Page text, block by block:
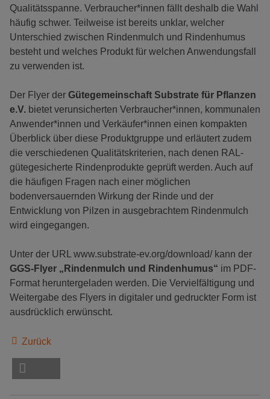
Qualitätsspanne. Verbraucher*innen fällt deshalb die Wahl
häufig schwer. Teilweise ist bereits unklar, welcher
Unterschied zwischen Rindenmulch und Rindenhumus
besteht und welches Produkt für welchen Anwendungsfall
zu verwenden ist.
Der Flyer der Gütegemeinschaft Substrate für Pflanzen
e.V. bietet verunsicherten Verbraucher*innen, kommunalen
Anwender*innen und Verkäufer*innen einen kompakten
Überblick über diese Produktgruppe und erläutert zudem
die verschiedenen Qualitätskriterien, nach denen RAL-
gütegesicherte Rindenprodukte geprüft werden. Auch auf
die häufigen Fragen nach einer möglichen
bodenversauernden Wirkung der Rinde und der
Entwicklung von Pilzen in ausgebrachtem Rindenmulch
wird eingegangen.
Unter der URL www.substrate-ev.org/download/ kann der
GGS-Flyer „Rindenmulch und Rindenhumus“ im PDF-
Format heruntergeladen werden. Die Vervielfältigung und
Weitergabe des Flyers in digitaler und gedruckter Form ist
ausdrücklich erwünscht.
Zurück